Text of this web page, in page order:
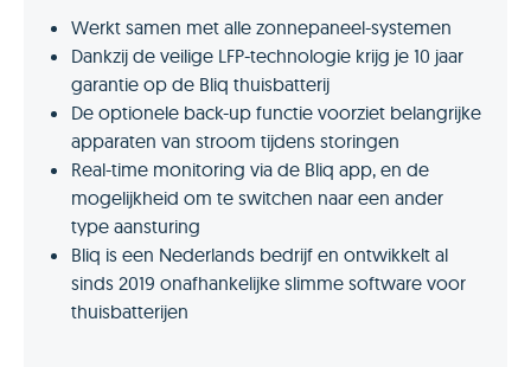
Werkt samen met alle zonnepaneel-systemen
Dankzij de veilige LFP-technologie krijg je 10 jaar
garantie op de Bliq thuisbatterij
De optionele back-up functie voorziet belangrijke
apparaten van stroom tijdens storingen
Real-time monitoring via de Bliq app, en de
mogelijkheid om te switchen naar een ander
type aansturing
Bliq is een Nederlands bedrijf en ontwikkelt al
sinds 2019 onafhankelijke slimme software voor
thuisbatterijen